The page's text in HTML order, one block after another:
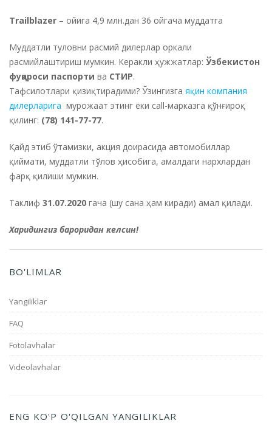
Trailblazer – ойига 4,9 млн.дан 36 ойгача муддатга
Муддатли туловни расмий дилерлар оркали
расмийлаштириш мумкин. Керакли ҳужжатлар: Ўзбекистон
фуқароси паспорти ва СТИР.
Тафсилотлари қизиқтирадими? Ўзингизга яқин компания
дилерларига мурожаат этинг ёки call-марказга қўнғироқ
қилинг: (78) 141-77-77.
Қайд этиб ўтамизки, акция доирасида автомобиллар
қиймати, муддатли тўлов ҳисобига, амалдаги нархлардан
фарқ қилиши мумкин.
Таклиф 31.07.2020 гача (шу сана ҳам киради) амал қилади.
Харидингиз бароридан келсин!
BO'LIMLAR
Yangiliklar
FAQ
Fotolavhalar
Videolavhalar
ENG KO'P O'QILGAN YANGILIKLAR